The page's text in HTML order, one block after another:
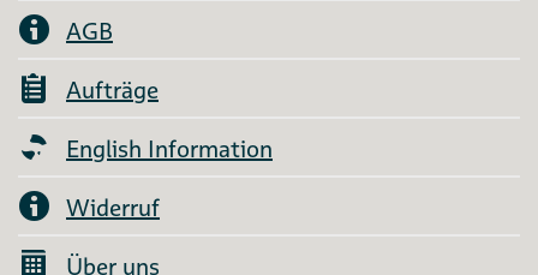
AGB
Aufträge
English Information
Widerruf
Über uns